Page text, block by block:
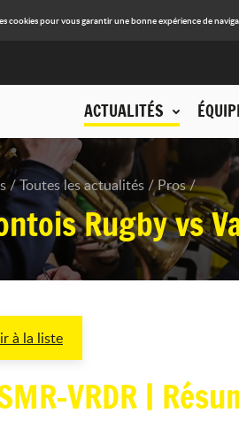
cookies pour vous garantir une bonne expérience de
ACTUALITÉS
Toutes les actualités Pros
Rugby vs
à la liste
VRDR |